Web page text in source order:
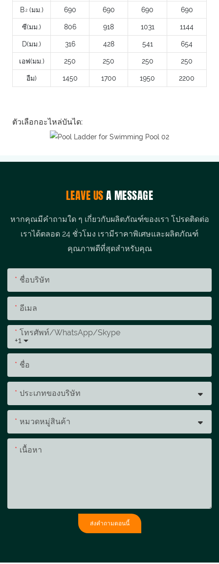
B2(มม.) 690 690 690 690
ซี(มม.) 806 918 1031 1144
D(มม.) 316 428 541 654
เอฟ(มม.) 250 250 250 250
อืม) 1450 1700 1950 2200
ตัวเลือกอะไหล่บันได:
LEAVE USA MESSAGE
หากคุณมีคำถามใด ๆ เกี่ยวกับผลิตภัณฑ์ของเรา โปรดติดต่อ
เราได้ตลอด 24 ชั่วโมง เรามีราคาพิเศษและผลิตภัณฑ์
คุณภาพดีที่สุดสำหรับคุณ
ชื่อบริษัท
อีเมล
+1
โทรศัพท์/WhatsApp/Skype
ชื่อ
ประเภทของบริษัท
หมวดหมู่สินค้า
เนื้อหา
ส่งคำถามตอนนี้